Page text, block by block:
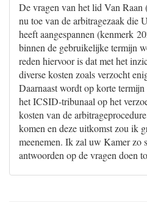
De vragen van het lid Van Raan
nu toe van de arbitragezaak die
heeft aangespannen (kenmerk
binnen de gebruikelijke termijn
reden hiervoor is dat met het
diverse kosten zoals verzocht
Daarnaast wordt op korte
het ICSID-tribunaal op het
kosten van de
komen en deze uitkomst zou ik
meenemen. Ik zal uw Kamer zo
antwoorden op de vragen doen